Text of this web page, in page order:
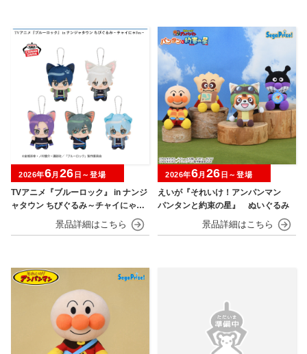
TVアニメ『ブルーロック』 in ナンジ
ャタウン ちびぐるみ～チャイにゃFe
2026年6月 26 日～登場
えいが『それいけ！アンパンマン
パンタンと約束の星』 ぬいぐるみ
2026年6月 26 日～登場